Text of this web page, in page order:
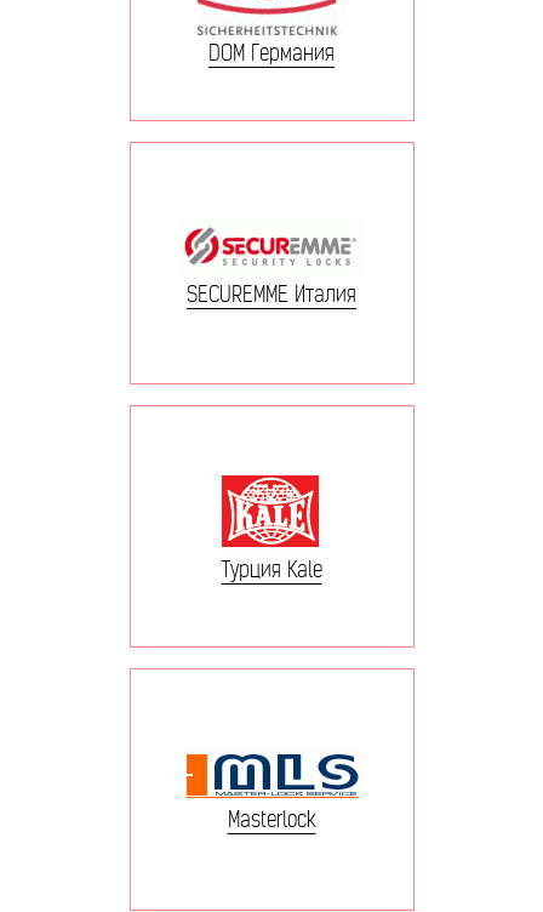
DOM Германия
SECUREMME Италия
Турция Kale
Masterlock